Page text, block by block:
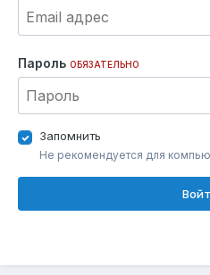
Пароль ОБЯЗАТЕЛЬНО
Запомнить
Не рекомендуется для